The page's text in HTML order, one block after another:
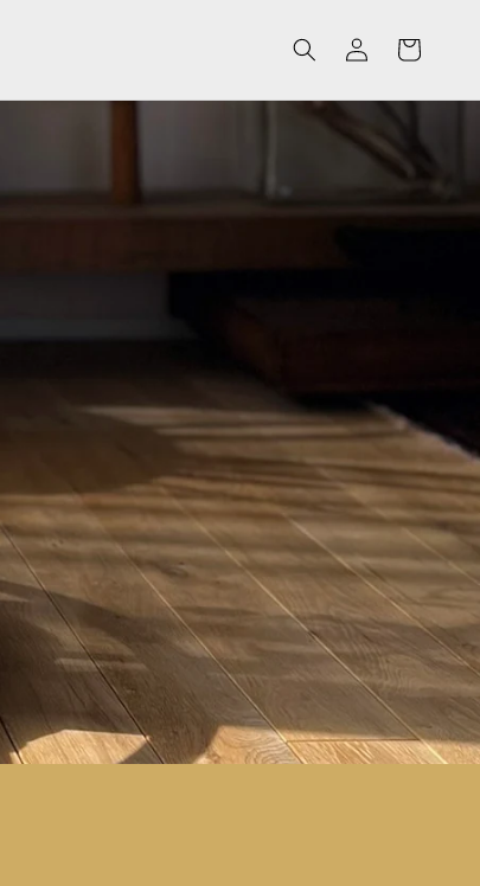
イ
ー